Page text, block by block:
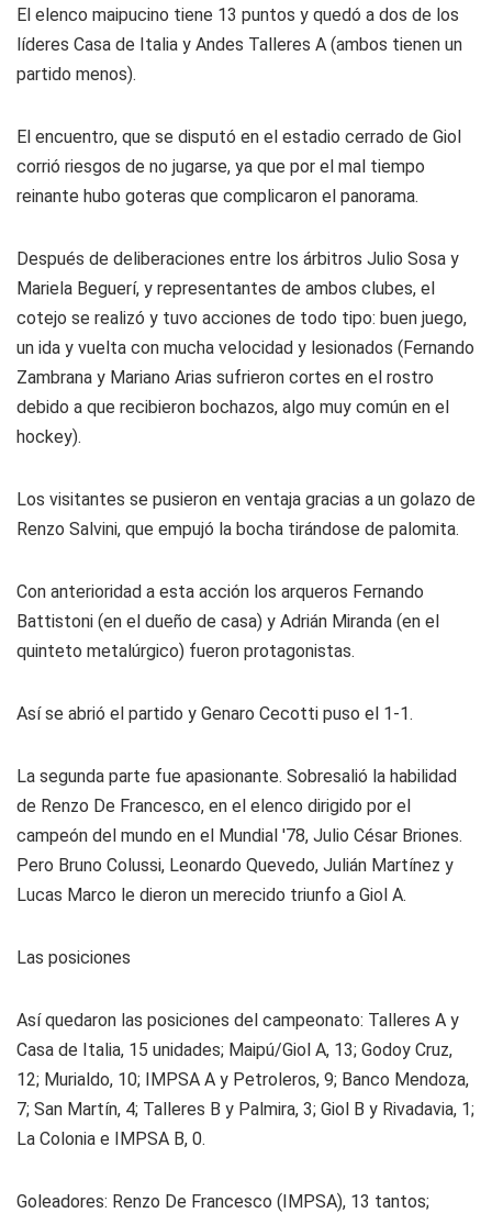
El elenco maipucino tiene 13 puntos y quedó a dos de los
líderes Casa de Italia y Andes Talleres A (ambos tienen un
partido menos).
El encuentro, que se disputó en el estadio cerrado de Giol
corrió riesgos de no jugarse, ya que por el mal tiempo
reinante hubo goteras que complicaron el panorama.
Después de deliberaciones entre los árbitros Julio Sosa y
Mariela Beguerí, y representantes de ambos clubes, el
cotejo se realizó y tuvo acciones de todo tipo: buen juego,
un ida y vuelta con mucha velocidad y lesionados (Fernando
Zambrana y Mariano Arias sufrieron cortes en el rostro
debido a que recibieron bochazos, algo muy común en el
hockey).
Los visitantes se pusieron en ventaja gracias a un golazo de
Renzo Salvini, que empujó la bocha tirándose de palomita.
Con anterioridad a esta acción los arqueros Fernando
Battistoni (en el dueño de casa) y Adrián Miranda (en el
quinteto metalúrgico) fueron protagonistas.
Así se abrió el partido y Genaro Cecotti puso el 1-1.
La segunda parte fue apasionante. Sobresalió la habilidad
de Renzo De Francesco, en el elenco dirigido por el
campeón del mundo en el Mundial '78, Julio César Briones.
Pero Bruno Colussi, Leonardo Quevedo, Julián Martínez y
Lucas Marco le dieron un merecido triunfo a Giol A.
Las posiciones
Así quedaron las posiciones del campeonato: Talleres A y
Casa de Italia, 15 unidades; Maipú/Giol A, 13; Godoy Cruz,
12; Murialdo, 10; IMPSA A y Petroleros, 9; Banco Mendoza,
7; San Martín, 4; Talleres B y Palmira, 3; Giol B y Rivadavia, 1;
La Colonia e IMPSA B, 0.
Goleadores: Renzo De Francesco (IMPSA), 13 tantos;